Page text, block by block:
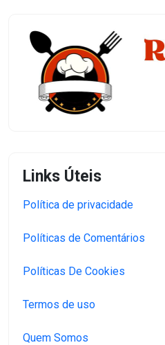
Links Úteis
Política de privacidade
Políticas de Comentários
Políticas De Cookies
Termos de uso
Quem Somos